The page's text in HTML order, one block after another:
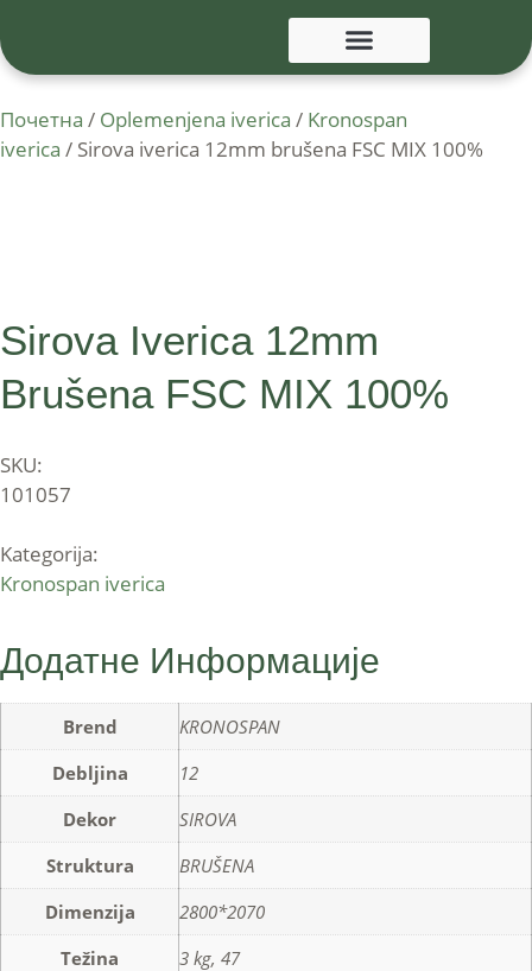
Почетна / Oplemenjena iverica / Kronospan
iverica / Sirova iverica 12mm brušena FSC MIX 100%
Sirova Iverica 12mm
Brušena FSC MIX 100%
SKU:
101057
Kategorija:
Kronospan iverica
Додатне Информације
Brend
KRONOSPAN
Debljina
12
Dekor
SIROVA
Struktura
BRUŠENA
Dimenzija
2800*2070
Težina
3 kg, 47